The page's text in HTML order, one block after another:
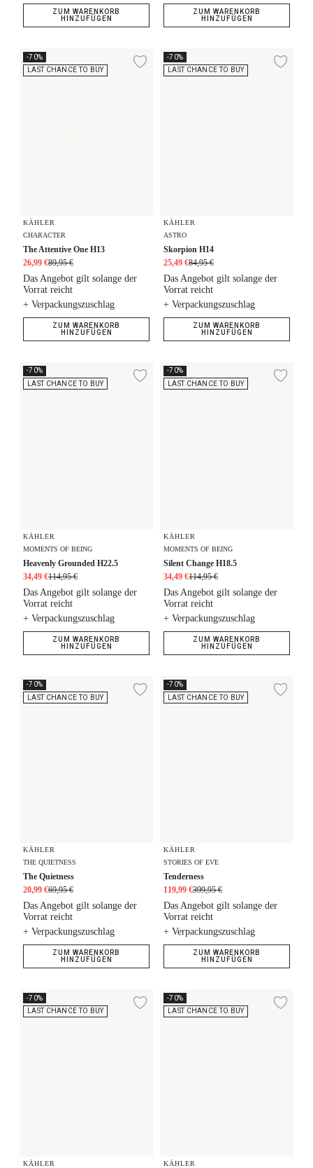
ZUM WARENKORB
HINZUFÜGEN
ZUM WARENKORB
HINZUFÜGEN
The Attentive One H13
-70%
LAST CHANCE TO BUY
Zur Wunschliste
KÄHLER
CHARACTER
The Attentive One H13
26,99 €89,95 €
+ Verpackungszuschlag
Das Angebot gilt solange der
Vorrat reicht
ZUM WARENKORB
HINZUFÜGEN
Skorpion H14
-70%
LAST CHANCE TO BUY
KÄHLER
ASTRO
Skorpion H14
25,49 €84,95 €
+ Verpackungszuschlag
Das Angebot gilt solange der
Vorrat reicht
ZUM WARENKORB
HINZUFÜGEN
Heavenly Grounded H22.5
-70%
LAST CHANCE TO BUY
Zur Wunschliste
KÄHLER
MOMENTS OF BEING
Heavenly Grounded H22.5
34,49 €114,95 €
+ Verpackungszuschlag
Das Angebot gilt solange der
Vorrat reicht
ZUM WARENKORB
HINZUFÜGEN
Silent Change H18.5
-70%
LAST CHANCE TO BUY
KÄHLER
MOMENTS OF BEING
Silent Change H18.5
34,49 €114,95 €
+ Verpackungszuschlag
Das Angebot gilt solange der
Vorrat reicht
ZUM WARENKORB
HINZUFÜGEN
The Quietness
-70%
LAST CHANCE TO BUY
Zur Wunschliste
KÄHLER
THE QUIETNESS
The Quietness
20,99 €69,95 €
+ Verpackungszuschlag
Das Angebot gilt solange der
Vorrat reicht
ZUM WARENKORB
HINZUFÜGEN
Tenderness
-70%
LAST CHANCE TO BUY
KÄHLER
STORIES OF EVE
Tenderness
119,99 €399,95 €
+ Verpackungszuschlag
Das Angebot gilt solange der
Vorrat reicht
ZUM WARENKORB
HINZUFÜGEN
Happiness
-70%
LAST CHANCE TO BUY
Zur Wunschliste
KÄHLER
The Quietness
-70%
LAST CHANCE TO BUY
KÄHLER